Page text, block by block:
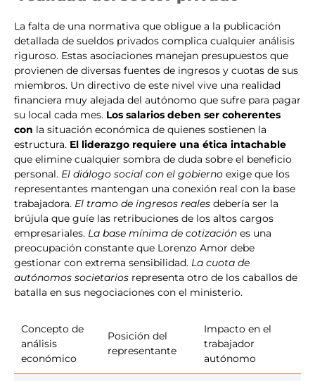
La falta de una normativa que obligue a la publicación
detallada de sueldos privados complica cualquier análisis
riguroso. Estas asociaciones manejan presupuestos que
provienen de diversas fuentes de ingresos y cuotas de sus
miembros. Un directivo de este nivel vive una realidad
financiera muy alejada del autónomo que sufre para pagar
su local cada mes. Los salarios deben ser coherentes
con la situación económica de quienes sostienen la
estructura. El liderazgo requiere una ética intachable
que elimine cualquier sombra de duda sobre el beneficio
personal. El diálogo social con el gobierno exige que los
representantes mantengan una conexión real con la base
trabajadora. El tramo de ingresos reales debería ser la
brújula que guíe las retribuciones de los altos cargos
empresariales. La base mínima de cotización es una
preocupación constante que Lorenzo Amor debe
gestionar con extrema sensibilidad. La cuota de
autónomos societarios representa otro de los caballos de
batalla en sus negociaciones con el ministerio.
Concepto de
análisis
económico
Posición del
representante
Impacto en el
trabajador
autónomo